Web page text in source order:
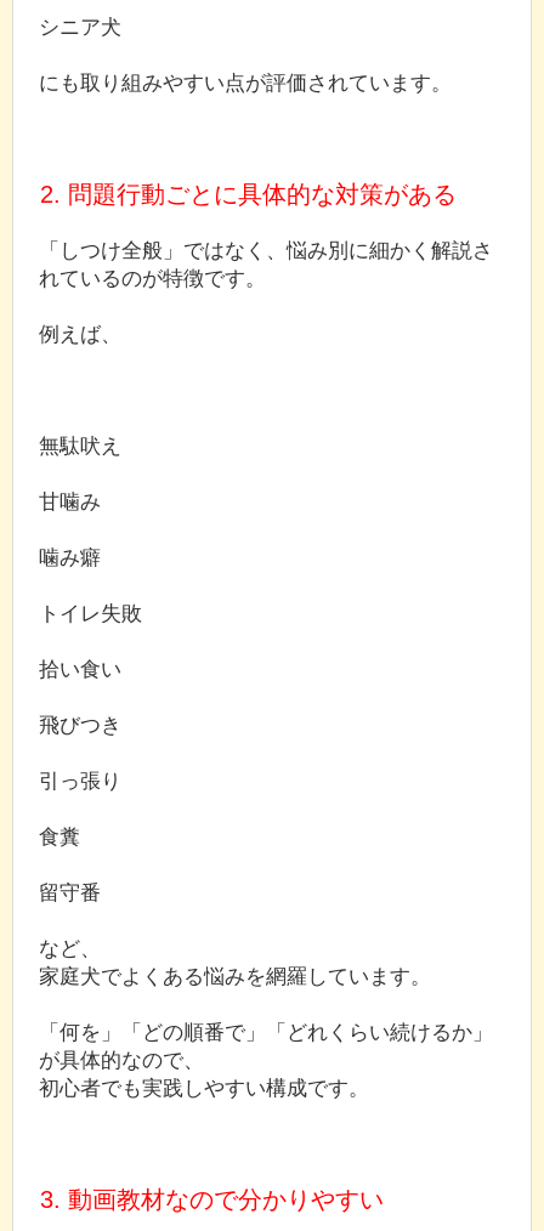
シニア犬
にも取り組みやすい点が評価されています。
2. 問題行動ごとに具体的な対策がある
「しつけ全般」ではなく、悩み別に細かく解説さ
れているのが特徴です。
例えば、
無駄吠え
甘噛み
噛み癖
トイレ失敗
拾い食い
飛びつき
引っ張り
食糞
留守番
など、
家庭犬でよくある悩みを網羅しています。
「何を」「どの順番で」「どれくらい続けるか」
が具体的なので、
初心者でも実践しやすい構成です。
3. 動画教材なので分かりやすい